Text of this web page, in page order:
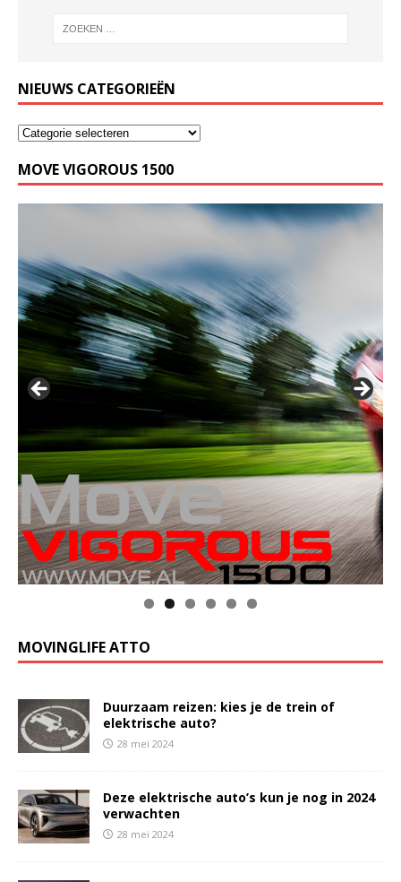
NIEUWS CATEGORIEËN
MOVE VIGOROUS 1500
MOVINGLIFE ATTO
Duurzaam reizen: kies je de trein of
elektrische auto?
28 mei 2024
Deze elektrische auto’s kun je nog in 2024
verwachten
28 mei 2024